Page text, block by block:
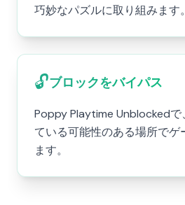
巧妙なパズルに取り組みます。
🔓ブロックをバイパス
Poppy Playtime Unblocked
ている可能性のある場所でゲ
ます。